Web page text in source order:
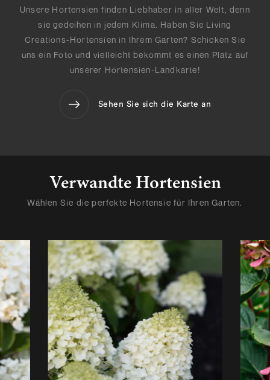
Unsere Hortensien finden Liebhaber in aller Welt, denn
sie gedeihen in jedem Klima. Haben Sie Living
Creations-Hortensien in Ihrem Garten? Schicken Sie
uns ein Foto und vielleicht bekommt es einen Platz auf
unserer Hortensien-Landkarte!
Sehen Sie sich die Karte an
Wählen Sie die perfekte Hortensie für Ihren Garten.
Verwandte Hortensien